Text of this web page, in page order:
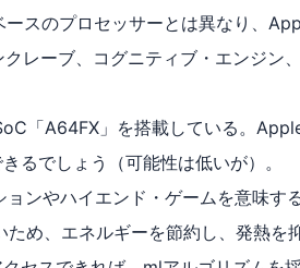
スのプロセッサーとは異なり、
レーブ、コグニティブ・エンジン、
「A64FX」を搭載している。
るでしょう（可能性は低いが）。
ンやハイエンド・ゲームを意味す
め、エネルギーを節約し、発熱を